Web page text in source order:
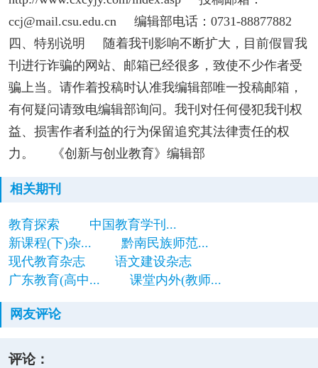
ccj@mail.csu.edu.cn 编辑部电话：0731-88877882
四、特别说明 随着我刊影响不断扩大，目前假冒我
刊进行诈骗的网站、邮箱已经很多，致使不少作者受
骗上当。请作着投稿时认准我编辑部唯一投稿邮箱，
有何疑问请致电编辑部询问。我刊对任何侵犯我刊权
益、损害作者利益的行为保留追究其法律责任的权
力。 《创新与创业教育》编辑部
相关期刊
教育探索
中国教育学刊...
新课程(下)杂...
黔南民族师范...
现代教育杂志
语文建设杂志
广东教育(高中...
课堂内外(教师...
网友评论
评论：